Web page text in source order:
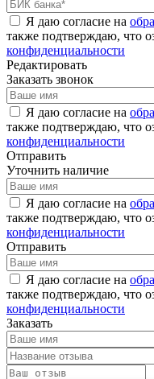
Я даю согласие на
также подтверждаю, что
конфиденциальности
Редактировать
Заказать звонок
Я даю согласие на
также подтверждаю, что
конфиденциальности
Отправить
Уточнить наличие
Я даю согласие на
также подтверждаю, что
конфиденциальности
Отправить
Я даю согласие на
также подтверждаю, что
конфиденциальности
Заказать